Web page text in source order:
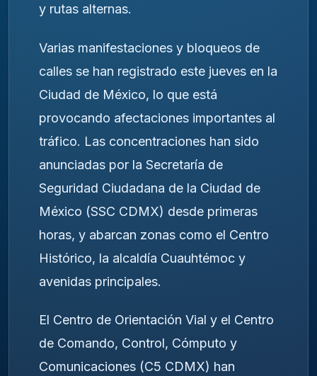
y rutas alternas.
Varias manifestaciones y bloqueos de
calles se han registrado este jueves en la
Ciudad de México, lo que está
provocando afectaciones importantes al
tráfico. Las concentraciones han sido
anunciadas por la Secretaría de
Seguridad Ciudadana de la Ciudad de
México (SSC CDMX) desde primeras
horas, y abarcan zonas como el Centro
Histórico, la alcaldía Cuauhtémoc y
avenidas principales.
El Centro de Orientación Vial y el Centro
de Comando, Control, Cómputo y
Comunicaciones (C5 CDMX) han